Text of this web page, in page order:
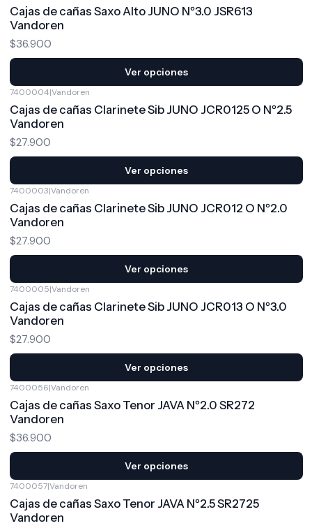
Cajas de cañas Saxo Alto JUNO Nº3.0 JSR613
Vandoren
$36.900
Ver opciones
7400004|Vandoren
Cajas de cañas Clarinete Sib JUNO JCR0125 O Nº2.5
Vandoren
$27.900
Ver opciones
7400003|Vandoren
Cajas de cañas Clarinete Sib JUNO JCR012 O Nº2.0
Vandoren
$27.900
Ver opciones
7400005|Vandoren
Cajas de cañas Clarinete Sib JUNO JCR013 O Nº3.0
Vandoren
$27.900
Ver opciones
7400056|Vandoren
Cajas de cañas Saxo Tenor JAVA Nº2.0 SR272
Vandoren
$36.900
Ver opciones
7400057|Vandoren
Cajas de cañas Saxo Tenor JAVA Nº2.5 SR2725
Vandoren